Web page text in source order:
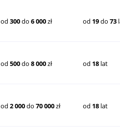
od300do6 000zł od 19do 73
od500do8 000zł od 18lat
od2 000do70 000zł od 18lat